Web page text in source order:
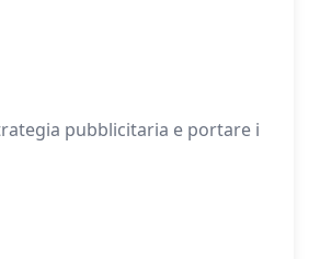
pubblicitaria e portare i